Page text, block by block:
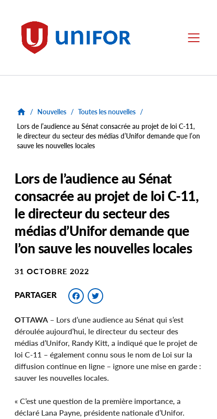
Unifor Menu
/ Nouvelles / Toutes les nouvelles /
Lors de l’audience au Sénat consacrée au projet de loi C-11,
le directeur du secteur des médias d’Unifor demande que l’on
sauve les nouvelles locales
Lors de l’audience au Sénat
consacrée au projet de loi C-11,
le directeur du secteur des
médias d’Unifor demande que
l’on sauve les nouvelles locales
31 OCTOBRE 2022
PARTAGER Facebook
OTTAWA – Lors d’une audience au Sénat qui s’est
déroulée aujourd’hui, le directeur du secteur des
médias d’Unifor, Randy Kitt, a indiqué que le projet de
loi C-11 – également connu sous le nom de Loi sur la
diffusion continue en ligne – ignore une mise en garde :
sauver les nouvelles locales.
« C’est une question de la première importance, a
déclaré Lana Payne, présidente nationale d’Unifor.